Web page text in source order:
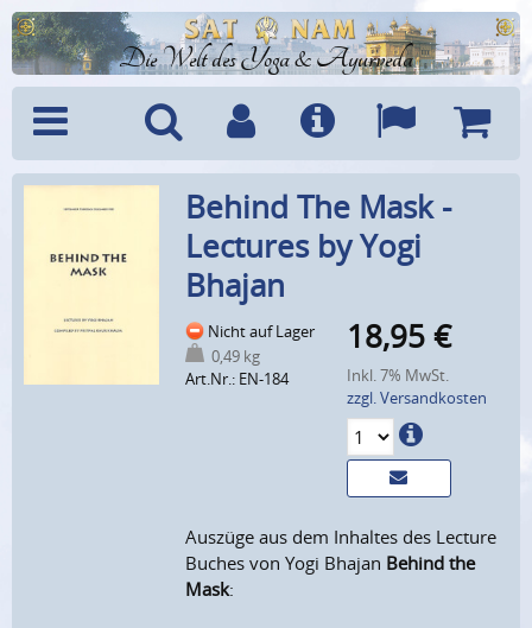
Die Welt des Yoga & Ayurveda
Menü SucheBenutzerkonto
Info Sprachen
Behind The Mask -
Lectures by Yogi
Bhajan
Nicht auf Lager
0,49 kg
Art.Nr.: EN-184
18,95 €
Inkl. 7% MwSt.
zzgl. Versandkosten
Auszüge aus dem Inhaltes des Lecture
Buches von Yogi Bhajan Behind the
Mask: